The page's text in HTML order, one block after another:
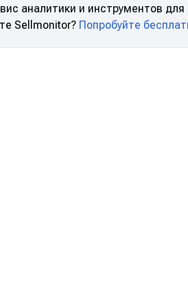
аналитики и инструментов
Sellmonitor? Попробуйте